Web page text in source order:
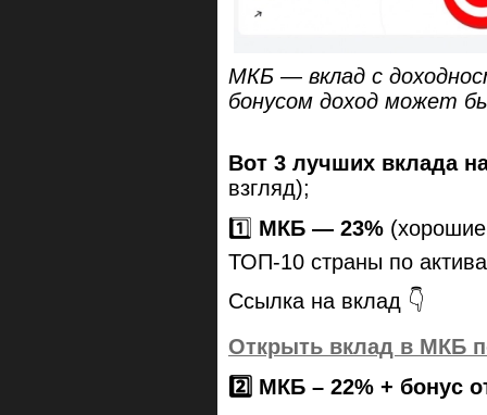
МКБ — вклад с
бонусом доход может
Вот 3 лучших вклада
взгляд);
1️⃣ МКБ — 23%
ТОП-10 страны по
Ссылка на вклад 👇
Открыть вклад в МКБ
2️⃣ МКБ – 22% + бонус